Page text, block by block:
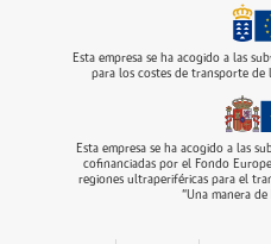
Esta empresa se ha acogido a las
para los costes de transporte de
Esta empresa se ha acogido a las
cofinanciadas por el Fondo
regiones ultraperiféricas para el
“Una manera